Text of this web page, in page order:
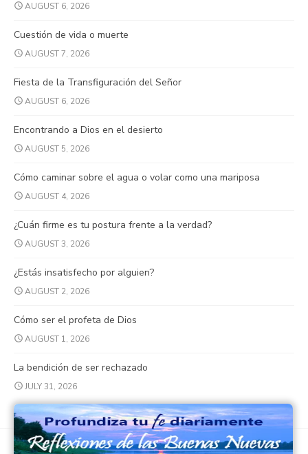
AUGUST 6, 2026
Cuestión de vida o muerte
AUGUST 7, 2026
Fiesta de la Transfiguración del Señor
AUGUST 6, 2026
Encontrando a Dios en el desierto
AUGUST 5, 2026
Cómo caminar sobre el agua o volar como una mariposa
AUGUST 4, 2026
¿Cuán firme es tu postura frente a la verdad?
AUGUST 3, 2026
¿Estás insatisfecho por alguien?
AUGUST 2, 2026
Cómo ser el profeta de Dios
AUGUST 1, 2026
La bendición de ser rechazado
JULY 31, 2026